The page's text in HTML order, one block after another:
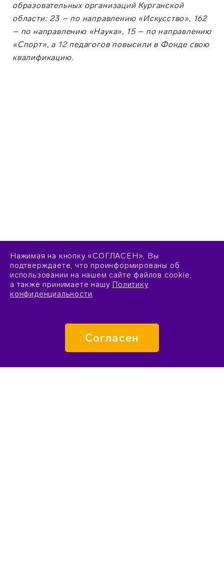
образовательных организаций Курганской
области: 23 – по направлению «Искусство», 162
– по направлению «Наука», 15 – по направлению
«Спорт», а 12 педагогов повысили в Фонде свою
квалификацию.
Нажимая на кнопку «СОГЛАСЕН», Вы
подтверждаете, что проинформированы об
использовании на нашем сайте файлов cookie,
а также принимаете нашу Политику
конфиденциальности.
Согласен